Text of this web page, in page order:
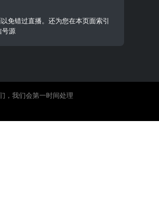
免错过直播。还为您在本页面索引
号源
，我们会第一时间处理